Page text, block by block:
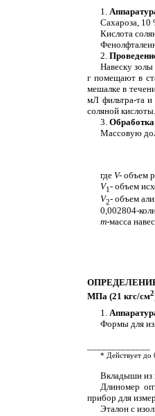
1.
Сахароза, 10
Кислота
2.
Навеску
г помещают в
мешалке в
мЛ фильтра-та
соляной
3. Обработка
Массовую
где V-объем
V1-объем
V2-объем
0,002804-
т-масса
МПа (21 кгс/см2
1.
Формы для
* Действует до
Вкладыши из
Длиномер
прибор для
Эталон с